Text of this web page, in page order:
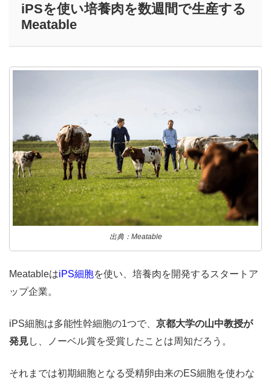
iPSを使い培養肉を数週間で生産する
Meatable
出典：Meatable
MeatableはiPS細胞を使い、培養肉を開発するスタートア
ップ企業。
iPS細胞は多能性幹細胞の1つで、 京都大学の山中教授が
発見し、ノーベル賞を受賞したことは周知だろう。
それまでは初期細胞となる受精卵由来のES細胞を使わな